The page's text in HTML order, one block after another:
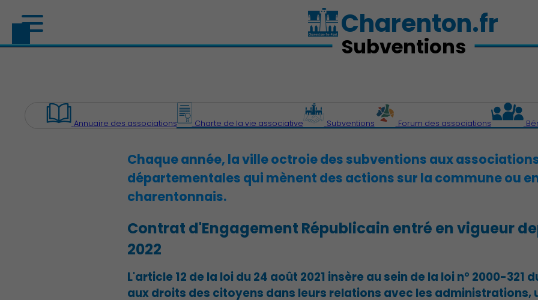
Charenton.fr
Subventions
Annuaire des associations Charte de la vie associative Subventions Forum des associations
Chaque année, la ville octroie des subventions aux
départementales qui mènent des actions sur la commune ou
charentonnais.
Contrat d'Engagement Républicain entré en vigueur
2022
L'article 12 de la loi du 24 août 2021 insère au sein de la loi n° 2000-321
aux droits des citoyens dans leurs relations avec les administrations,